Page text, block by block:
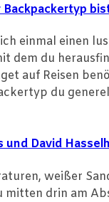
Backpackertyp
einmal einen
dem du
auf Reisen
du
und David
weißer
mitten drin am